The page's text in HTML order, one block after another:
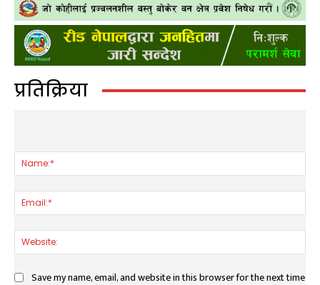
प्रतिक्रिया
Save my name, email, and website in this browser for the next time